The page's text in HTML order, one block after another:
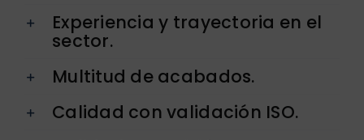
Experiencia y trayectoria en el
sector.
Multitud de acabados.
Calidad con validación ISO.